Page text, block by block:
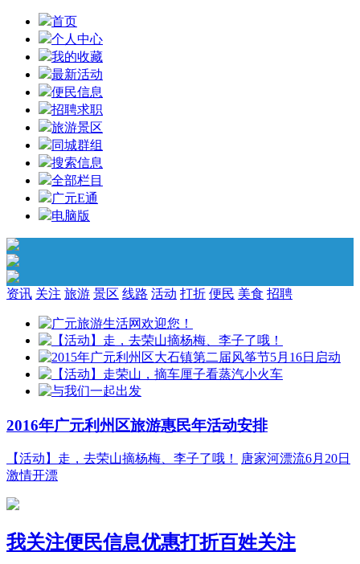
首页
个人中心
我的收藏
最新活动
便民信息
招聘求职
旅游景区
同城群组
搜索信息
全部栏目
广元E通
电脑版
资讯 关注 旅游 景区 线路 活动 打折 便民 美食 招聘
2016年广元利州区旅游惠民年活动安排
【活动】走，去荣山摘杨梅、李子了哦！
唐家河漂流6月20日
激情开漂
我关注便民信息优惠打折百姓关注